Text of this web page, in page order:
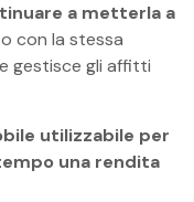
a metterla a
con la stessa
gestisce gli affitti
utilizzabile per
una rendita